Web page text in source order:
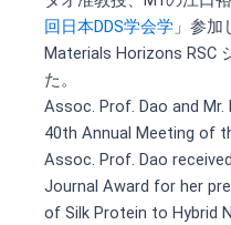
回日本DDS学会学 」参
Materials Horizons RSC
た。
Assoc. Prof. Dao and
40th Annual Meeting of
Assoc. Prof. Dao
Journal Award for her
of Silk Protein to Hybrid